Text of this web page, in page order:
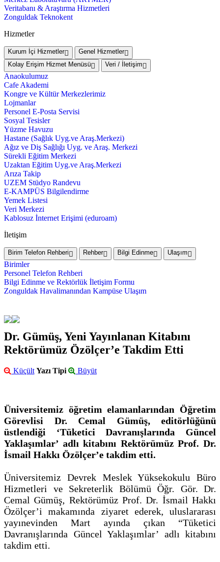
Veritabanı & Araştırma Hizmetleri
Zonguldak Teknokent
Hizmetler
Kurum İçi Hizmetler
Genel Hizmetler
Kolay Erişim Hizmet Menüsü
Veri / İletişim
Anaokulumuz
Cafe Akademi
Kongre ve Kültür Merkezlerimiz
Lojmanlar
Personel E-Posta Servisi
Sosyal Tesisler
Yüzme Havuzu
Hastane (Sağlık Uyg.ve Araş.Merkezi)
Ağız ve Diş Sağlığı Uyg. ve Araş. Merkezi
Sürekli Eğitim Merkezi
Uzaktan Eğitim Uyg.ve Araş.Merkezi
Arıza Takip
UZEM Stüdyo Randevu
E-KAMPÜS Bilgilendirme
Yemek Listesi
Veri Merkezi
Kablosuz İnternet Erişimi (eduroam)
İletişim
Birim Telefon Rehberi Rehber Bilgi Edinme Ulaşım
Birimler
Personel Telefon Rehberi
Bilgi Edinme ve Rektörlük İletişim Formu
Zonguldak Havalimanından Kampüse Ulaşım
Dr. Gümüş, Yeni Yayınlanan Kitabını
Rektörümüz Özölçer’e Takdim Etti
Küçült Yazı Tipi Büyüt
Üniversitemiz öğretim elamanlarından Öğretim
Görevlisi Dr. Cemal Gümüş, editörlüğünü
üstlendiği ‘Tüketici Davranışlarında Güncel
Yaklaşımlar’ adlı kitabını Rektörümüz Prof. Dr.
İsmail Hakkı Özölçer’e takdim etti.
Üniversitemiz Devrek Meslek Yüksekokulu Büro
Hizmetleri ve Sekreterlik Bölümü Öğr. Gör. Dr.
Cemal Gümüş, Rektörümüz Prof. Dr. İsmail Hakkı
Özölçer’i makamında ziyaret ederek, uluslararası
yayınevinden Mart ayında çıkan “Tüketici
Davranışlarında Güncel Yaklaşımlar’ adlı kitabını
takdim etti.